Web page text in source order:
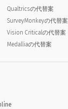
Qualtricsの代替案
SurveyMonkeyの代替案
Vision Criticalの代替案
Medalliaの代替案